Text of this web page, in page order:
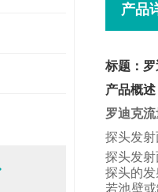
产品
标题：
产品概述
罗迪克
探头发
探头发
探头的
若池壁